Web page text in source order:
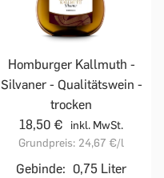
Homburger Kallmuth -
Silvaner - Qualitätswein -
trocken
18,50 €
inkl. MwSt.
Grundpreis: 24,67 €/l
Gebinde: 0,75 Liter